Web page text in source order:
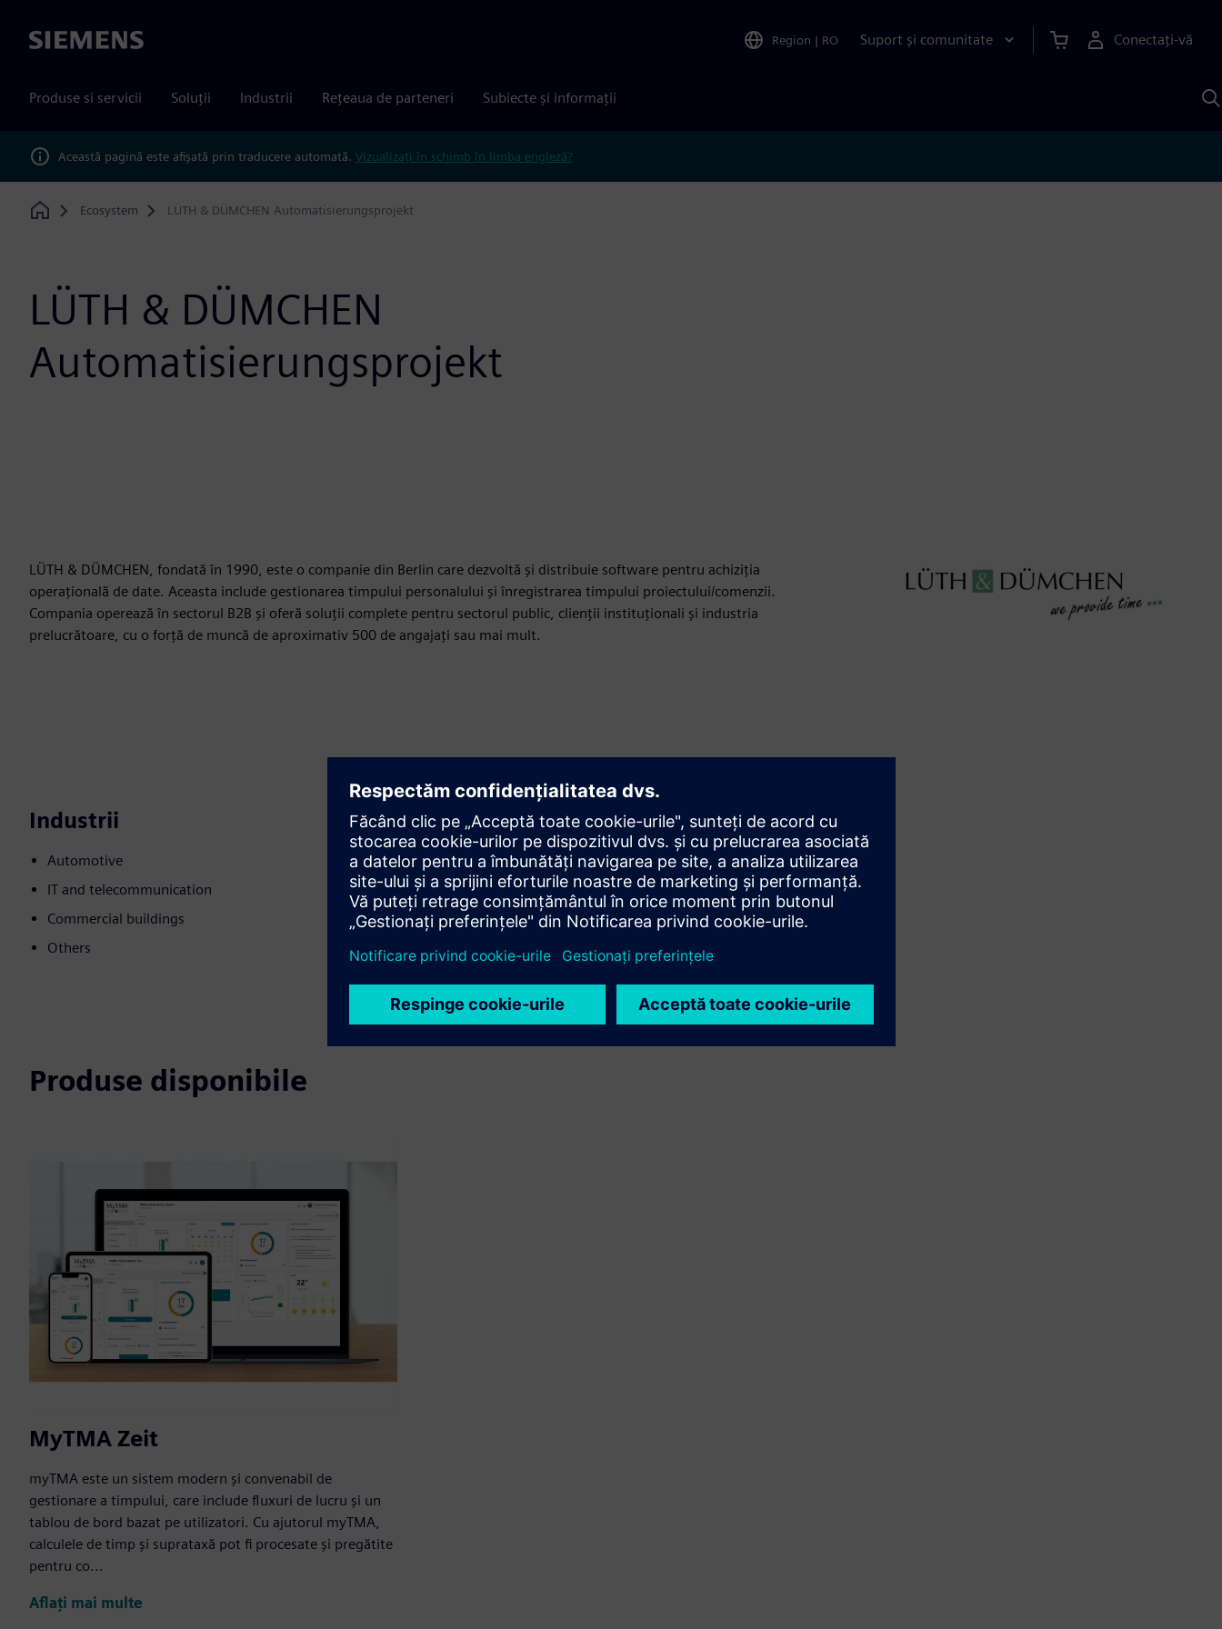
Siemens Region | RO Suport și comunitate Conectați-vă
Produse si servicii Soluții Industrii Rețeaua de parteneri Subiecte și informații
Această pagină este afișată prin traducere automată. Vizualizați în schimb în limba engleză?
Home
Ecosystem LÜTH & DÜMCHEN Automatisierungsprojekt
LÜTH & DÜMCHEN
Automatisierungsprojekt
LÜTH & DÜMCHEN, fondată în 1990, este o companie din Berlin care dezvoltă și distribuie software pentru achiziția
operațională de date. Aceasta include gestionarea timpului personalului și înregistrarea timpului proiectului/comenzii.
Compania operează în sectorul B2B și oferă soluții complete pentru sectorul public, clienții instituționali și industria
prelucrătoare, cu o forță de muncă de aproximativ 500 de angajați sau mai mult.
Industrii
Automotive
IT and telecommunication
Commercial buildings
Others
Mișcare
Build
Extinde sau construiește pe un produs/soluție Siemens
Xcelerator prin crearea unui produs nou sau creează o
nouă soluție pentru clienți prin integrarea produsului
Siemens Xcelerator și a produsului propriu
Produse disponibile
MyTMA Zeit
myTMA este un sistem modern și convenabil de
gestionare a timpului, care include fluxuri de lucru și un
tablou de bord bazat pe utilizatori. Cu ajutorul myTMA,
calculele de timp și suprataxă pot fi procesate și pregătite
pentru co...
Aflați mai multe